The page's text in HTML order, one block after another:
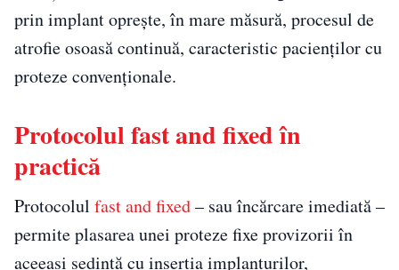
prin implant oprește, în mare măsură, procesul de
atrofie osoasă continuă, caracteristic pacienților cu
proteze convenționale.
Protocolul fast and fixed în
practică
Protocolul fast and fixed– sau încărcare imediată –
permite plasarea unei proteze fixe provizorii în
aceeași ședință cu inserția implanturilor,